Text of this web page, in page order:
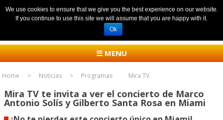
☰ MENU
Home Noticias Programas Mira TV
Mira TV te invita a ver el concierto de Marco
Antonio Solís y Gilberto Santa Rosa en Miami
We use cookies to ensure that we give you the best experience on our website.
If you continue to use this site we will assume that you are happy with it.
Ok